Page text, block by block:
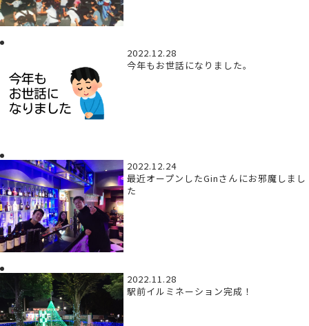
2022.12.28
今年もお世話になりました。
2022.12.24
最近オープンしたGinさんにお邪魔しまし
た
2022.11.28
駅前イルミネーション完成！